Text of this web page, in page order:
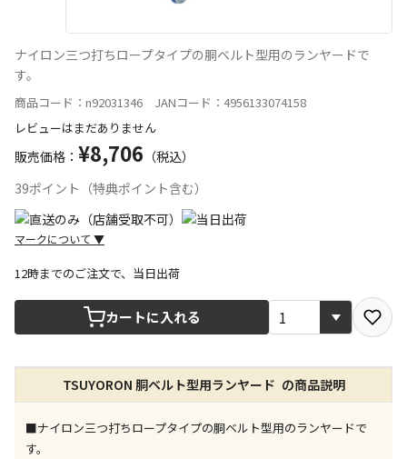
ナイロン三つ打ちロープタイプの胴ベルト型用のランヤードで
す。
商品コード：n92031346 JANコード：4956133074158
レビューはまだありません
販売価格： ¥8,706 （税込）
39ポイント（特典ポイント含む）
マークについて ▼
宅配や店舗受取を選択できる商品です
店舗のみで受取できる商品です（宅配便でのお届けが
できません）
※同時購入の商品は、全て同じ店舗での受取となりま
す
12時までのご注文で、当日出荷
カートに入れる
TSUYORON 胴ベルト型用ランヤード の商品説明
■ナイロン三つ打ちロープタイプの胴ベルト型用のランヤードで
す。